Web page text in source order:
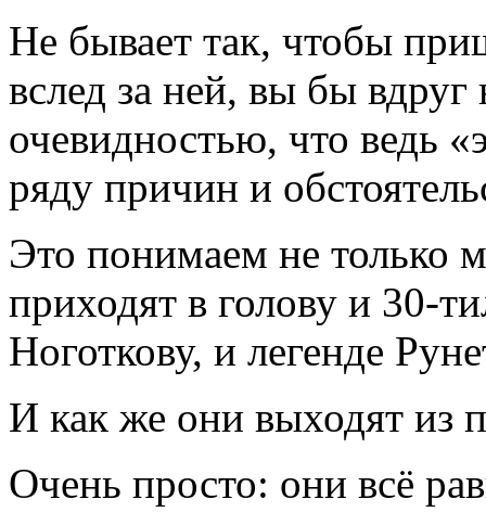
Не бывает так, чтобы
вслед за ней, вы бы вдруг
очевидностью, что ведь
ряду причин и
Это понимаем не только
приходят в голову и 30-
Ноготкову, и легенде
И как же они выходят из
Очень просто: они всё